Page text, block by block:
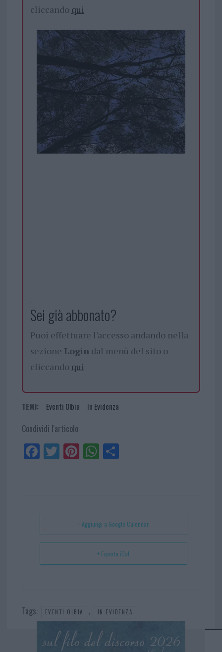
cliccando qui
Sei già abbonato?
Puoi effettuare l'accesso andando nella
sezione Logindal menù del sito o
cliccando qui
TEMI: Eventi Olbia In Evidenza
Condividi l'articolo
Fa
ce
Tw
itt
Pi
nt
t
W
ha
p
Sh
+ Aggiungi a Google Calendar
+ Esporta iCal
Tags: EVENTI OLBIA , IN EVIDENZA